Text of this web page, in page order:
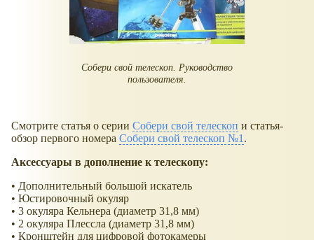
Собери свой телескоп. Руководство
пользователя.
Смотрите статья о серии Собери свой телескоп и статья-
обзор первого номера Собери свой телескоп №1 .
Аксессуары в дополнение к телескопу:
• Дополнительный большой искатель
• Юстировочный окуляр
• 3 окуляра Кельнера (диаметр 31,8 мм)
• 2 окуляра Плессла (диаметр 31,8 мм)
• Кронштейн для цифровой фотокамеры